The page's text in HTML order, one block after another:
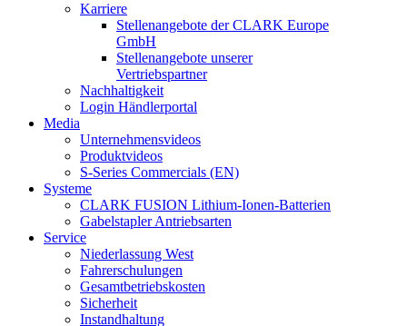
Karriere
Stellenangebote der CLARK Europe
GmbH
Stellenangebote unserer
Vertriebspartner
Nachhaltigkeit
Login Händlerportal
Media
Unternehmensvideos
Produktvideos
S-Series Commercials (EN)
Systeme
CLARK FUSION Lithium-Ionen-Batterien
Gabelstapler Antriebsarten
Service
Niederlassung West
Fahrerschulungen
Gesamtbetriebskosten
Sicherheit
Instandhaltung